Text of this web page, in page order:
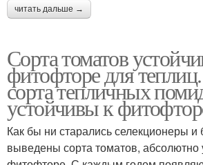
читать дальше →
Сорта томатов
фитофторе для
сорта тепличных
устойчивы к
Как бы ни старались селекционеры и
выведены сорта томатов, абсолютно